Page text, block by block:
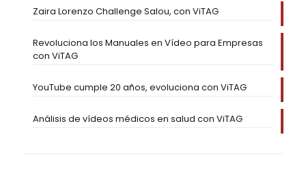
Zaira Lorenzo Challenge Salou, con ViTAG
Revoluciona los Manuales en Vídeo para Empresas
con ViTAG
YouTube cumple 20 años, evoluciona con ViTAG
Análisis de vídeos médicos en salud con ViTAG